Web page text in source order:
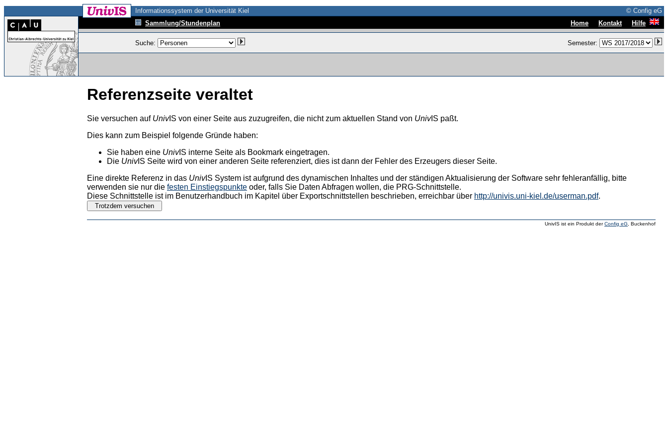
Informationssystem der Universität Kiel
© Config eG
Sammlung/Stundenplan
Home Kontakt Hilfe
Suche: Semester:
Referenzseite veraltet
Sie versuchen auf UnivIS von einer Seite aus zuzugreifen, die nicht zum aktuellen Stand von UnivIS paßt.
Dies kann zum Beispiel folgende Gründe haben:
Sie haben eine UnivIS interne Seite als Bookmark eingetragen.
Die UnivIS Seite wird von einer anderen Seite referenziert, dies ist dann der Fehler des Erzeugers dieser Seite.
Eine direkte Referenz in das UnivIS System ist aufgrund des dynamischen Inhaltes und der ständigen Aktualisierung der Software sehr fehleranfällig, bitte
verwenden sie nur die festen Einstiegspunkte oder, falls Sie Daten Abfragen wollen, die PRG-Schnittstelle.
Diese Schnittstelle ist im Benutzerhandbuch im Kapitel über Exportschnittstellen beschrieben, erreichbar über http://univis.uni-kiel.de/userman.pdf.
UnivIS ist ein Produkt derConfig eG , Buckenhof